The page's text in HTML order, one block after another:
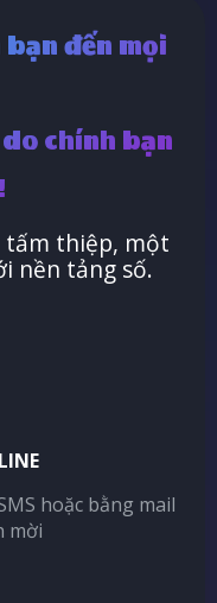
đến mọi
chính bạn
tấm thiệp, một
nền tảng số.
hoặc bằng mail
mời